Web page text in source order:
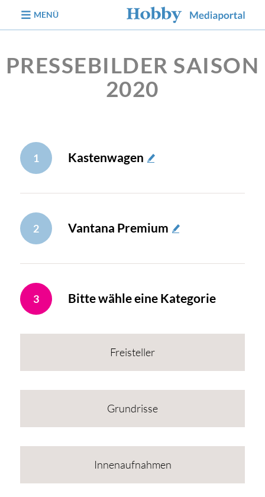
MENÜ
PRESSEBILDER SAISON
2020
1 Kastenwagen
2 Vantana Premium
3 Bitte wähle eine Kategorie
Freisteller
Grundrisse
Innenaufnahmen